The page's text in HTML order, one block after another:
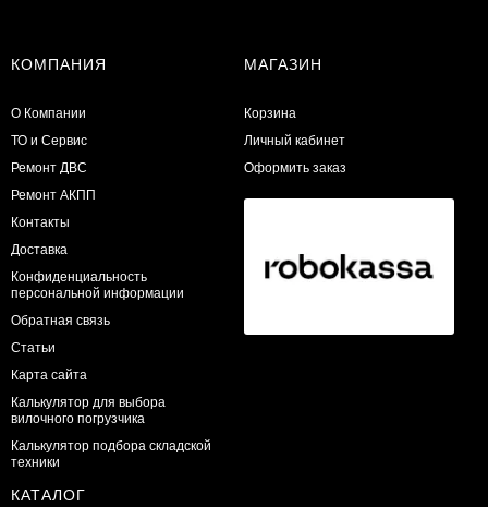
КОМПАНИЯ
О Компании
ТО и Сервис
​Ремонт ДВС
Ремонт АКПП
Контакты
Доставка
Конфиденциальность
персональной информации
Обратная связь
Статьи
Карта сайта
Калькулятор для выбора
вилочного погрузчика
Калькулятор подбора складской
техники
МАГАЗИН
Корзина
Личный кабинет
Оформить заказ
КАТАЛОГ